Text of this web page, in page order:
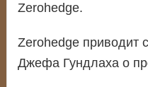
Zerohedge.
Zerohedge приводит
Джефа Гундлаха о